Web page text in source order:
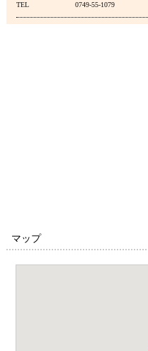
TEL 0749-55-1079
マップ